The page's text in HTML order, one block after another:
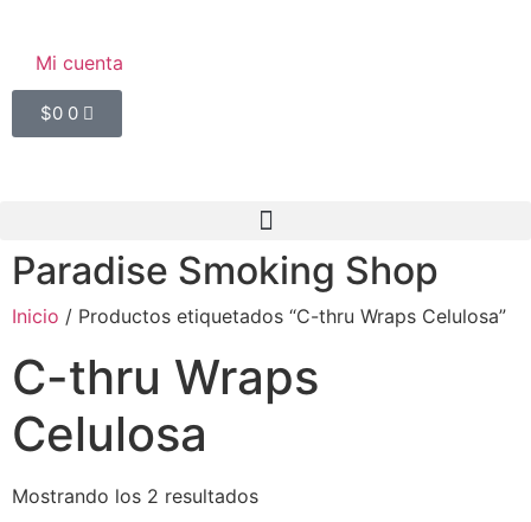
Mi cuenta
$0 0
Paradise Smoking Shop
Inicio / Productos etiquetados “C-thru Wraps Celulosa”
C-thru Wraps
Celulosa
Mostrando los 2 resultados